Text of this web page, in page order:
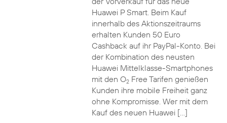
Huawei P Smart. Beim Kauf
innerhalb des Aktionszeitraums
erhalten Kunden 50 Euro
Cashback auf ihr PayPal-Konto. Bei
der Kombination des neusten
Huawei Mittelklasse-Smartphones
mit den O2Free Tarifen genießen
Kunden ihre mobile Freiheit ganz
ohne Kompromisse. Wer mit dem
Kauf des neuen Huawei […]